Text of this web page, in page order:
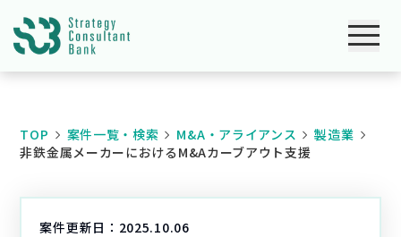
TOP 案件一覧・検索 M&A・アライアンス
製造業
非鉄金属メーカーにおけるM&Aカーブアウト支援
案件更新日： 2025.10.06